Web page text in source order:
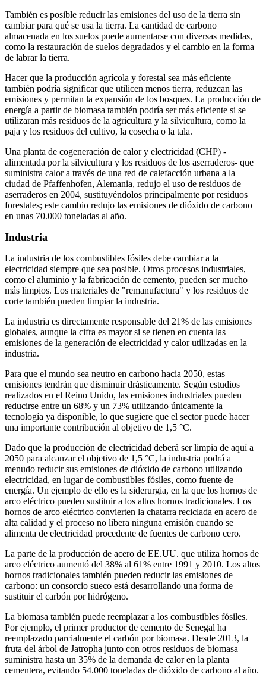
También es posible reducir las emisiones del uso de la tierra sin
cambiar para qué se usa la tierra. La cantidad de carbono
almacenada en los suelos puede aumentarse con diversas medidas,
como la restauración de suelos degradados y el cambio en la forma
de labrar la tierra.
Hacer que la producción agrícola y forestal sea más eficiente
también podría significar que utilicen menos tierra, reduzcan las
emisiones y permitan la expansión de los bosques. La producción de
energía a partir de biomasa también podría ser más eficiente si se
utilizaran más residuos de la agricultura y la silvicultura, como la
paja y los residuos del cultivo, la cosecha o la tala.
Una planta de cogeneración de calor y electricidad (CHP) -
alimentada por la silvicultura y los residuos de los aserraderos- que
suministra calor a través de una red de calefacción urbana a la
ciudad de Pfaffenhofen, Alemania, redujo el uso de residuos de
aserraderos en 2004, sustituyéndolos principalmente por residuos
forestales; este cambio redujo las emisiones de dióxido de carbono
en unas 70.000 toneladas al año.
Industria
La industria de los combustibles fósiles debe cambiar a la
electricidad siempre que sea posible. Otros procesos industriales,
como el aluminio y la fabricación de cemento, pueden ser mucho
más limpios. Los materiales de "remanufactura" y los residuos de
corte también pueden limpiar la industria.
La industria es directamente responsable del 21% de las emisiones
globales, aunque la cifra es mayor si se tienen en cuenta las
emisiones de la generación de electricidad y calor utilizadas en la
industria.
Para que el mundo sea neutro en carbono hacia 2050, estas
emisiones tendrán que disminuir drásticamente. Según estudios
realizados en el Reino Unido, las emisiones industriales pueden
reducirse entre un 68% y un 73% utilizando únicamente la
tecnología ya disponible, lo que sugiere que el sector puede hacer
una importante contribución al objetivo de 1,5 °C.
Dado que la producción de electricidad deberá ser limpia de aquí a
2050 para alcanzar el objetivo de 1,5 °C, la industria podrá a
menudo reducir sus emisiones de dióxido de carbono utilizando
electricidad, en lugar de combustibles fósiles, como fuente de
energía. Un ejemplo de ello es la siderurgia, en la que los hornos de
arco eléctrico pueden sustituir a los altos hornos tradicionales. Los
hornos de arco eléctrico convierten la chatarra reciclada en acero de
alta calidad y el proceso no libera ninguna emisión cuando se
alimenta de electricidad procedente de fuentes de carbono cero.
La parte de la producción de acero de EE.UU. que utiliza hornos de
arco eléctrico aumentó del 38% al 61% entre 1991 y 2010. Los altos
hornos tradicionales también pueden reducir las emisiones de
carbono: un consorcio sueco está desarrollando una forma de
sustituir el carbón por hidrógeno.
La biomasa también puede reemplazar a los combustibles fósiles.
Por ejemplo, el primer productor de cemento de Senegal ha
reemplazado parcialmente el carbón por biomasa. Desde 2013, la
fruta del árbol de Jatropha junto con otros residuos de biomasa
suministra hasta un 35% de la demanda de calor en la planta
cementera, evitando 54.000 toneladas de dióxido de carbono al año.